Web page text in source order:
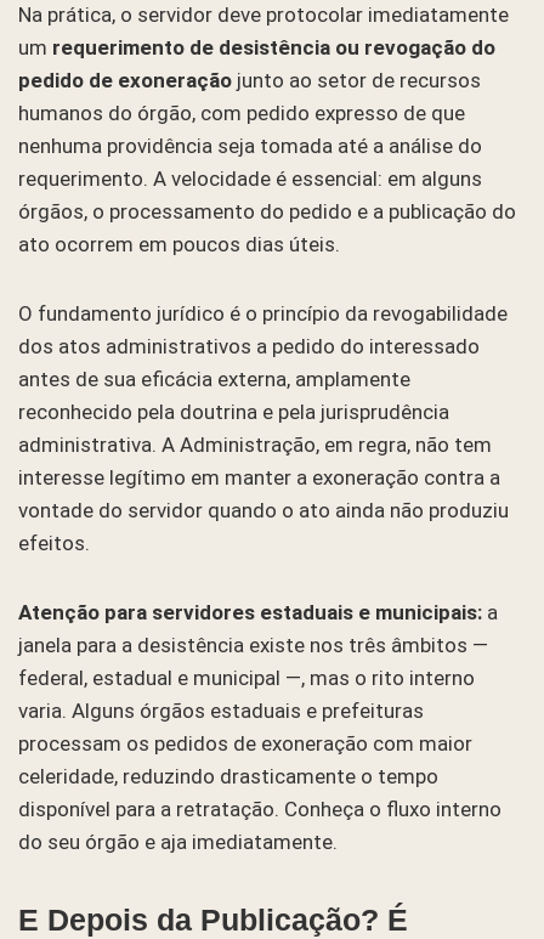
Na prática, o servidor deve protocolar imediatamente
um requerimento de desistência ou revogação do
pedido de exoneração junto ao setor de recursos
humanos do órgão, com pedido expresso de que
nenhuma providência seja tomada até a análise do
requerimento. A velocidade é essencial: em alguns
órgãos, o processamento do pedido e a publicação do
ato ocorrem em poucos dias úteis.
O fundamento jurídico é o princípio da revogabilidade
dos atos administrativos a pedido do interessado
antes de sua eficácia externa, amplamente
reconhecido pela doutrina e pela jurisprudência
administrativa. A Administração, em regra, não tem
interesse legítimo em manter a exoneração contra a
vontade do servidor quando o ato ainda não produziu
efeitos.
Atenção para servidores estaduais e municipais: a
janela para a desistência existe nos três âmbitos —
federal, estadual e municipal —, mas o rito interno
varia. Alguns órgãos estaduais e prefeituras
processam os pedidos de exoneração com maior
celeridade, reduzindo drasticamente o tempo
disponível para a retratação. Conheça o fluxo interno
do seu órgão e aja imediatamente.
E Depois da Publicação? É